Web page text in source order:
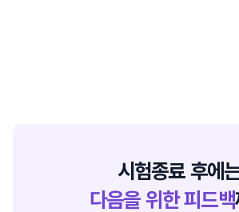
시험종료 후에
다음을 위한 피드백